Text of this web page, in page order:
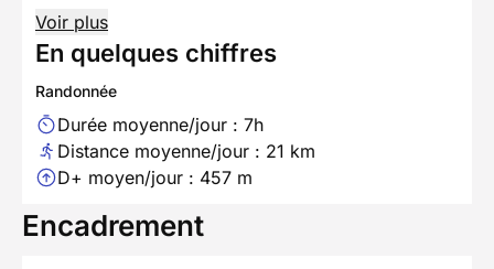
Voir plus
En quelques chiffres
Randonnée
Durée moyenne/jour : 7h
Distance moyenne/jour : 21 km
D+ moyen/jour : 457 m
Encadrement